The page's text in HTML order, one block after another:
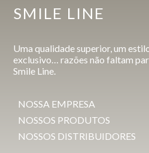
SMILE LINE
Uma qualidade superior, um
exclusivo… razões não faltam
Smile Line.
NOSSA EMPRESA
NOSSOS PRODUTOS
NOSSOS DISTRIBUIDORES